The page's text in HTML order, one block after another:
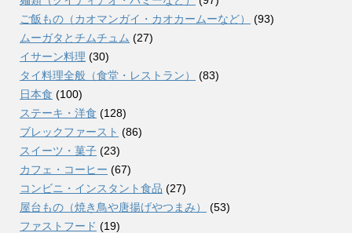
ご飯もの（カオマンガイ・カオカームーなど）
(93)
ムーガタとチムチュム (27)
イサーン料理 (30)
タイ料理全般（食堂・レストラン）
(83)
日本食 (100)
ステーキ・洋食 (128)
ブレックファースト (86)
スイーツ・菓子 (23)
カフェ・コーヒー (67)
コンビニ・インスタント食品 (27)
屋台もの（焼き鳥や唐揚げやつまみ）
(53)
ファストフード (19)